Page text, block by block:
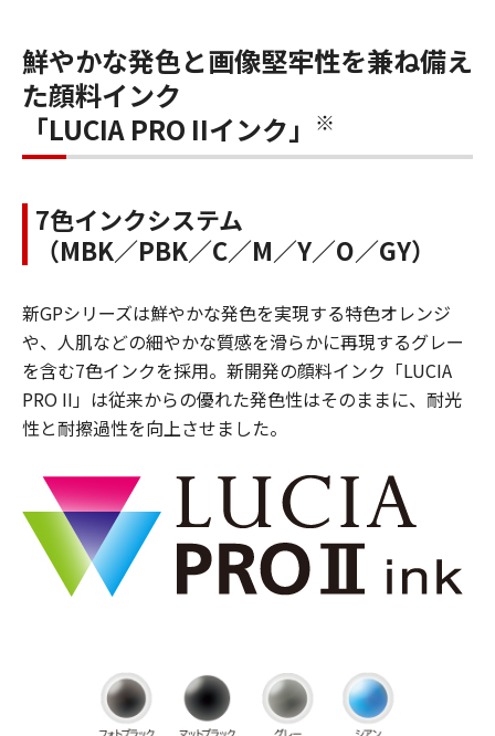
鮮やかな発色と画像堅牢性を兼ね備え
た顔料インク
「LUCIA PRO IIインク」
※
7色インクシステム
（MBK／PBK／C／M／Y／O／GY）
新GPシリーズは鮮やかな発色を実現する特色オレンジ
や、人肌などの細やかな質感を滑らかに再現するグレー
を含む7色インクを採用。新開発の顔料インク「LUCIA
PRO II」は従来からの優れた発色性はそのままに、耐光
性と耐擦過性を向上させました。